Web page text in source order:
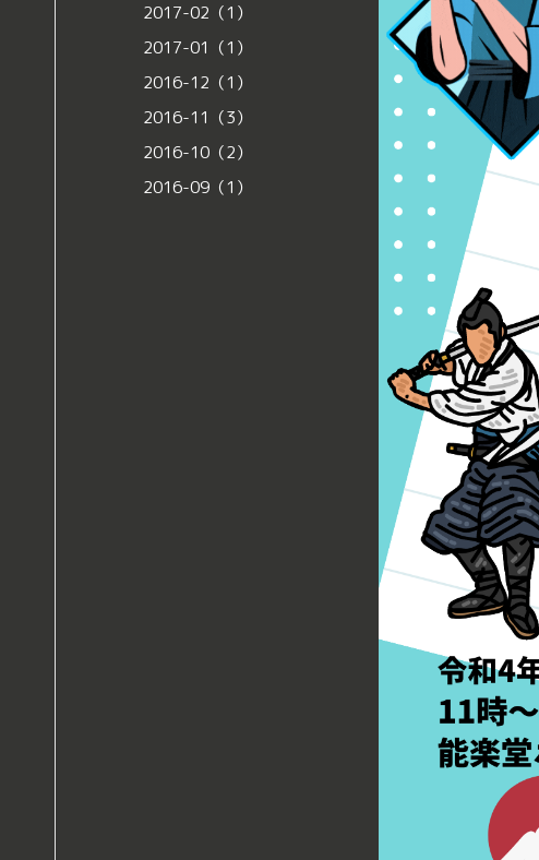
2017-02（1）
2017-01（1）
2016-12（1）
2016-11（3）
2016-10（2）
2016-09（1）